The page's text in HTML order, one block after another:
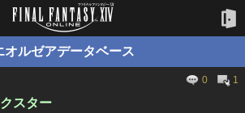
オルゼアデータベース
0 1
クスター